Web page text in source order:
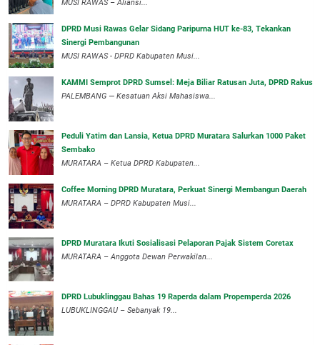
MUSI RAWAS – Aliansi...
DPRD Musi Rawas Gelar Sidang Paripurna HUT ke-83, Tekankan
Sinergi Pembangunan
MUSI RAWAS - DPRD Kabupaten Musi...
KAMMI Semprot DPRD Sumsel: Meja Biliar Ratusan Juta, DPRD Rakus
PALEMBANG — Kesatuan Aksi Mahasiswa...
Peduli Yatim dan Lansia, Ketua DPRD Muratara Salurkan 1000 Paket
Sembako
MURATARA – Ketua DPRD Kabupaten...
Coffee Morning DPRD Muratara, Perkuat Sinergi Membangun Daerah
MURATARA – DPRD Kabupaten Musi...
DPRD Muratara Ikuti Sosialisasi Pelaporan Pajak Sistem Coretax
MURATARA – Anggota Dewan Perwakilan...
DPRD Lubuklinggau Bahas 19 Raperda dalam Propemperda 2026
LUBUKLINGGAU – Sebanyak 19...